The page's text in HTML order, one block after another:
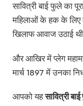
सावित्री बाई फुले का
महिलाओं के हक के लिए
खिलाफ आवाज उठाई
और आखिर में प्लेग
मार्च 1897 में उनका
आपको यहसावित्री